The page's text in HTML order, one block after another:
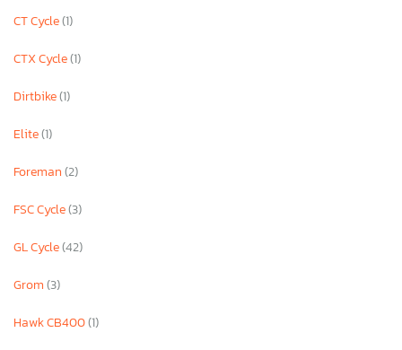
CT Cycle(1)
CTX Cycle(1)
Dirtbike(1)
Elite(1)
Foreman(2)
FSC Cycle(3)
GL Cycle(42)
Grom(3)
Hawk CB400(1)